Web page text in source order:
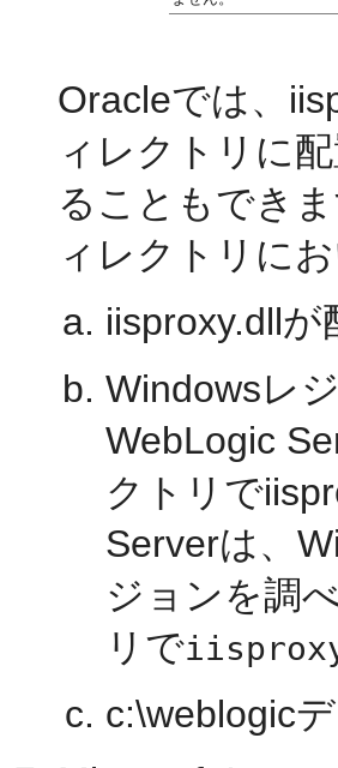
Oracleでは、
ィレクトリに
ることもでき
ィレクトリに
iisproxy.dll
Windowsレ
WebLogic
クトリで
Serverは、
ジョンを調
リで
c:\weblogic